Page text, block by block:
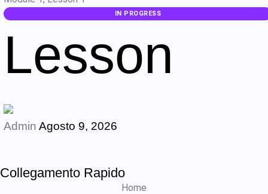
IN PROGRESS
Lesson
AdminAgosto 9, 2026
Collegamento Rapido
Home